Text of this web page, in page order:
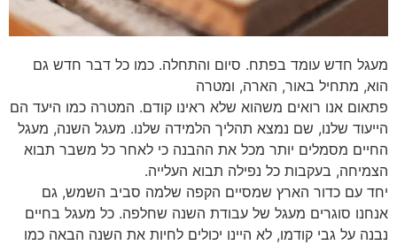
מעגל חדש עומד בפתח. סיום והתחלה. כמו כל דבר חדש גם
הוא, מתחיל באור, הארה, ומטרה
פתאום אנו רואים משהוא שלא ראינו קודם. המטרה כמו היעד הם
הייעוד שלנו, שם נמצא תהליך הלמידה שלנו. מעגל השנה, מעגל
החיים מסמלים יותר מכל את ההבנה כי לאחר כל משבר תבוא
הצמיחה, בעקבות כל נפילה תבוא העלייה.
יחד עם כדור הארץ שמסיים הקפה שלמה סביב השמש, גם
אנחנו סוגרים מעגל של עבודת השנה שחלפה. כל מעגל בחיים
נבנה על גבי קודמו, לא היינו יכולים לחיות את השנה הבאה כמו